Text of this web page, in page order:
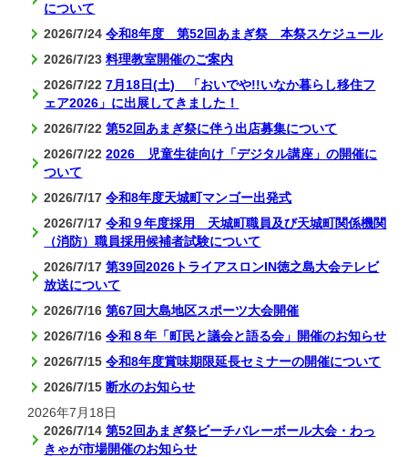
について
2026/7/24令和8年度 第52回あまぎ祭 本祭スケジュール
2026/7/23料理教室開催のご案内
2026/7/227月18日(土) 「おいでや!!いなか暮らし移住フ
ェア2026」に出展してきました！
2026/7/22第52回あまぎ祭に伴う出店募集について
2026/7/222026 児童生徒向け「デジタル講座」の開催に
ついて
2026/7/17令和8年度天城町マンゴー出発式
2026/7/17令和９年度採用 天城町職員及び天城町関係機関
（消防）職員採用候補者試験について
2026/7/17第39回2026トライアスロンIN徳之島大会テレビ
放送について
2026/7/16第67回大島地区スポーツ大会開催
2026/7/16令和８年「町民と議会と語る会」開催のお知らせ
2026/7/15令和8年度賞味期限延長セミナーの開催について
2026/7/15 断水のお知らせ
2026年7月18日
2026/7/14第52回あまぎ祭ビーチバレーボール大会・わっ
きゃが市場開催のお知らせ